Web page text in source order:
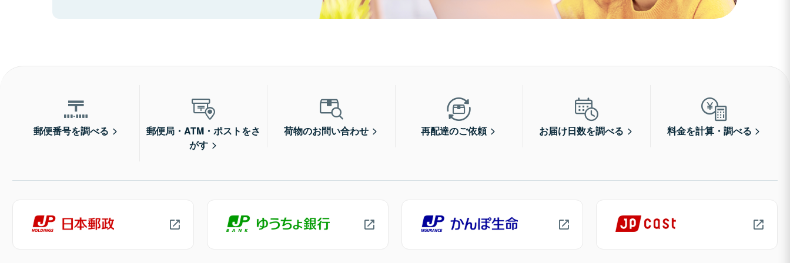
郵便番号を調べる
郵便局・ATM・ポストをさ
がす
荷物のお問い合わせ 再配達のご依頼 お届け日数を調べる 料金を計算・調べる